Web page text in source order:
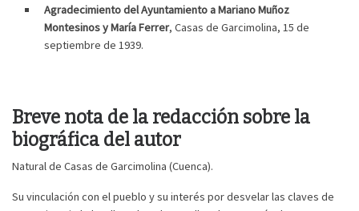
Agradecimiento del Ayuntamiento a Mariano Muñoz
Montesinos y María Ferrer, Casas de Garcimolina, 15 de
septiembre de 1939.
Breve nota de la redacción sobre la
biográfica del autor
Natural de Casas de Garcimolina (Cuenca).
Su vinculación con el pueblo y su interés por desvelar las claves de